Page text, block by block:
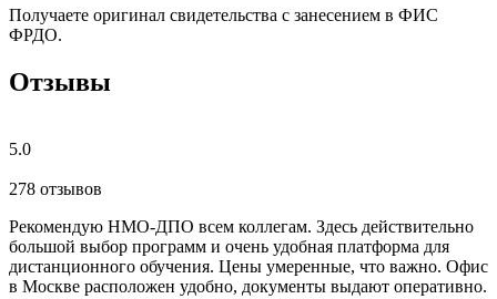
Получаете оригинал свидетельства с занесением в ФИС
ФРДО.
Отзывы
5.0
278 отзывов
Рекомендую НМО-ДПО всем коллегам. Здесь действительно
большой выбор программ и очень удобная платформа для
дистанционного обучения. Цены умеренные, что важно. Офис
в Москве расположен удобно, документы выдают оперативно.